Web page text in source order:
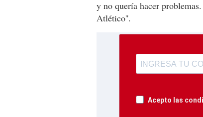
y no quería hacer
Atlético''.
Acepto las